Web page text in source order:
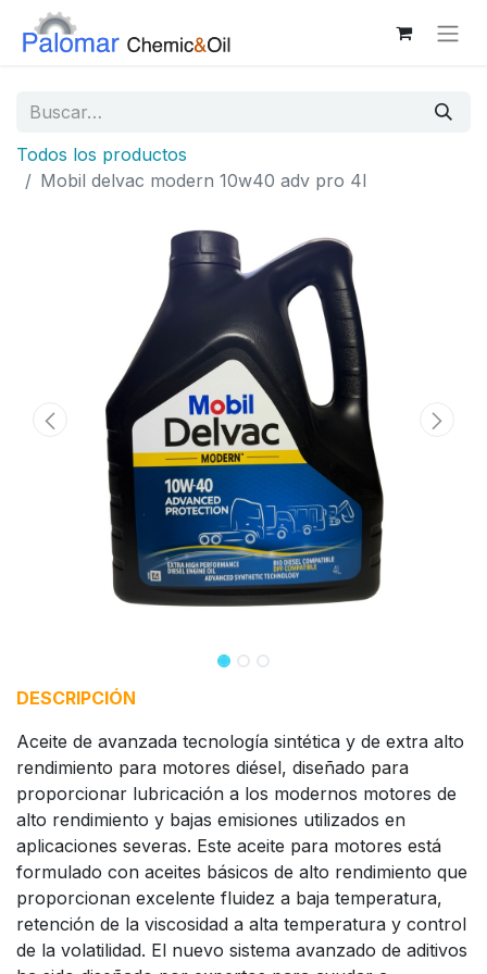
Todos los productos
Mobil delvac modern 10w40 adv pro 4l
DESCRIPCIÓN
Aceite de avanzada tecnología sintética y de extra alto
rendimiento para motores diésel, diseñado para
proporcionar lubricación a los modernos motores de
alto rendimiento y bajas emisiones utilizados en
aplicaciones severas. Este aceite para motores está
formulado con aceites básicos de alto rendimiento que
proporcionan excelente fluidez a baja temperatura,
retención de la viscosidad a alta temperatura y control
de la volatilidad. El nuevo sistema avanzado de aditivos